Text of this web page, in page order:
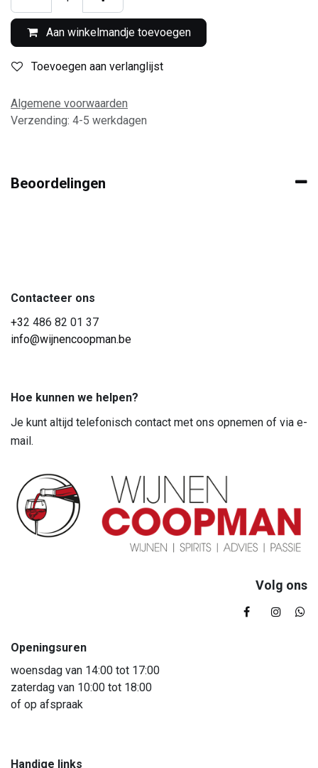
Aan winkelmandje toevoegen
Toevoegen aan verlanglijst
Algemene voorwaarden
Verzending: 4-5 werkdagen
Beoordelingen
Contacteer ons
+32 486 82 01 37
info@wijnencoopman.be
Hoe kunnen we helpen?
Je kunt altijd telefonisch contact met ons opnemen of via e-
mail.
Volg ons
Openingsuren
woensdag van 14:00 tot 17:00
zaterdag van 10:00 tot 18:00
of op afspraak
Handige links